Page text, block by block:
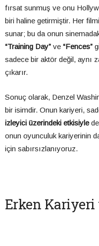
fırsat sunmuş ve onu
biri haline getirmiştir. Her
sunar; bu da onun
“Training Day” ve “Fences”
sadece bir aktör değil, aynı
çıkarır.
Sonuç olarak, Denzel
bir isimdir. Onun kariyeri,
izleyici üzerindeki etkisiylede
onun oyunculuk kariyerinin
için sabırsızlanıyoruz.
Erken Kariyeri